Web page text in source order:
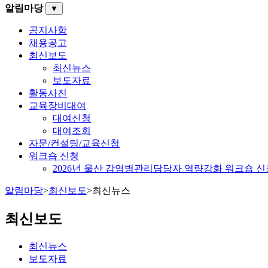
알림마당 ▼
공지사항
채용공고
최신보도
최신뉴스
보도자료
활동사진
교육장비대여
대여신청
대여조회
자문/컨설팅/교육신청
워크숍 신청
2026년 울산 감염병관리담당자 역량강화 워크숍 신
알림마당>최신보도>최신뉴스
최신보도
최신뉴스
보도자료